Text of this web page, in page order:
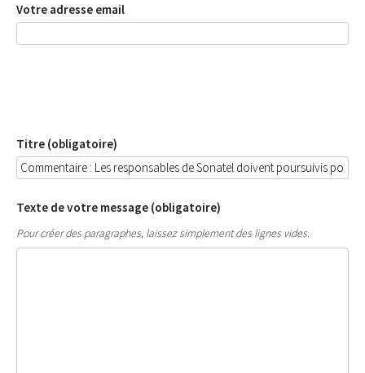
Votre adresse email
Titre (obligatoire)
Texte de votre message (obligatoire)
Pour créer des paragraphes, laissez simplement des lignes vides.